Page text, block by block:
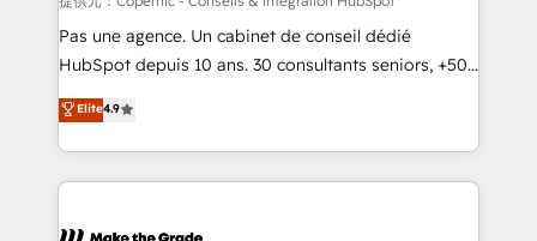
Canada, Germany, France, Belgium, Singapore, and
South Africa. Certified compliant with ISO/IEC
international offices and 175+ employees.
Pas une agence. Un cabinet de conseil dédié
HubSpot depuis 10 ans. 30 consultants seniors, +500
clients, un ROI mesurable. Notre mission : faire de
HubSpot un vrai levier de performance pour votre
organisation. Cela passe par la compréhension de
vos processus, la fiabilisation de vos données et
Elite4.9